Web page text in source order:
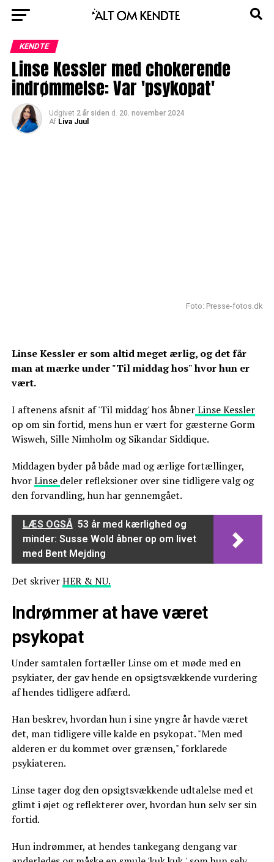
KENDTE
Linse Kessler med chokerende
indrømmelse: Var 'psykopat'
Udgivet 2 år siden d. 20. november 2024
Af Liva Juul
Foto: Presse-fotos.dk
Linse Kessler er som altid meget ærlig, og det får
man at mærke under "Til middag hos" hvor hun er
vært.
I aftenens afsnit af 'Til middag' hos åbnerLinse Kessler
op om sin fortid, mens hun er vært for gæsterne Gorm
Wisweh, Sille Nimholm og Sikandar Siddique.
Middagen byder på både mad og ærlige fortællinger,
hvorLinse deler refleksioner over sine tidligere valg og
den forvandling, hun har gennemgået.
LÆS OGSÅ 53 år med kærlighed og
minder: Susse Wold åbner op om livet
med Bent Mejding
Det skriverHER & NU.
Indrømmer at have været
psykopat
Under samtalen fortæller Linse om et møde med en
psykiater, der gav hende en opsigtsvækkende vurdering
af hendes tidligere adfærd.
Han beskrev, hvordan hun i sine yngre år havde været
det, man tidligere ville kalde en psykopat. "Men med
alderen er du kommet over grænsen," forklarede
psykiateren.
Linse tager dog den opsigtsvækkende udtalelse med et
glimt i øjet og reflekterer over, hvordan hun selv ser sin
fortid.
Hun indrømmer, at hendes tankegang dengang var